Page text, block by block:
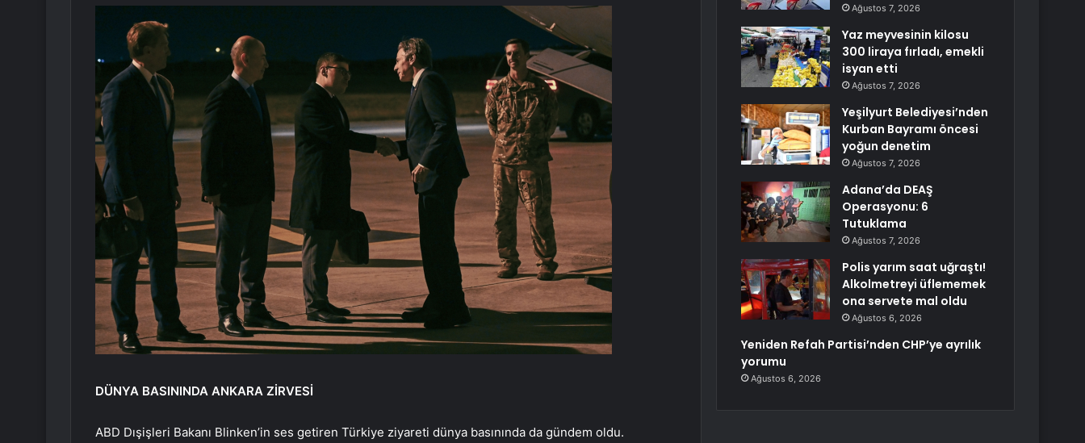
DÜNYA BASININDA ANKARA ZİRVESİ
ABD Dışişleri Bakanı Blinken’in ses getiren Türkiye ziyareti dünya basınında da gündem oldu.
Ağustos 7, 2026
Yaz meyvesinin kilosu
300 liraya fırladı, emekli
isyan etti
Ağustos 7, 2026
Yeşilyurt Belediyesi’nden
Kurban Bayramı öncesi
yoğun denetim
Ağustos 7, 2026
Adana’da DEAŞ
Operasyonu: 6
Tutuklama
Ağustos 7, 2026
Polis yarım saat uğraştı!
Alkolmetreyi üflememek
ona servete mal oldu
Ağustos 6, 2026
Yeniden Refah Partisi’nden CHP’ye ayrılık
yorumu
Ağustos 6, 2026